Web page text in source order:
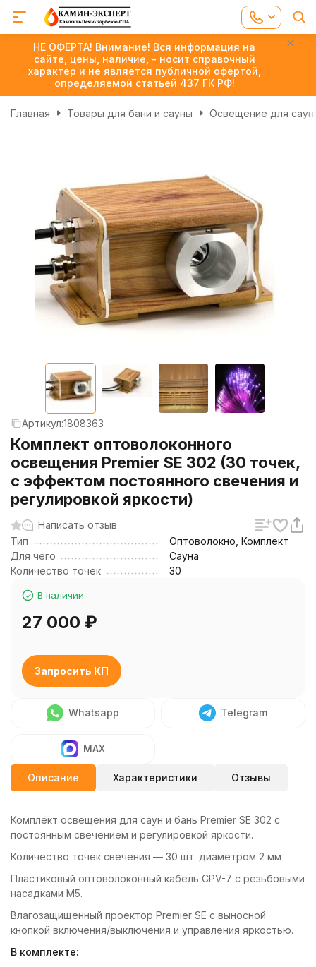
НЕ ОФЕРТА! Внимание! Вся информация на
сайте, цены, наличие, - носит справочный
характер и не является публичной офертой,
определяемой статьей 437 ГК РФ!
Главная Товары для бани и сауны Освещение для
Артикул:1808363
Комплект оптоволоконного
освещения Premier SE 302 (30 точек,
с эффектом постоянного свечения и
регулировкой яркости)
Написать отзыв
Тип
Оптоволокно, Комплект
Для чего
Сауна
Количество точек
30
В наличии
27 000 ₽
Запросить КП
Whatsapp Telegram
MAX
Описание Характеристики Отзывы
Комплект освещения для саун и бань Premier SE 302 с
постоянным свечением и регулировкой яркости.
Количество точек свечения — 30 шт. диаметром 2 мм
Пластиковый оптоволоконный кабель CPV-7 с резьбовыми
насадками М5.
Влагозащищенный проектор Premier SE с выносной
кнопкой включения/выключения и управления яркостью.
В комплекте: